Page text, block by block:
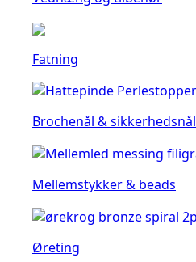
Fatning
Brochenål & sikkerhedsnål
Mellemstykker & beads
Øreting